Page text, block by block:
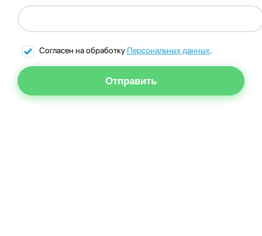
Согласен на обработку Персональных данных.
Отправить